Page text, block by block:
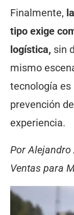
Finalmente,
tipo exige
logística, sin
mismo
tecnología
prevención
experiencia.
Por Alejandro
Ventas para